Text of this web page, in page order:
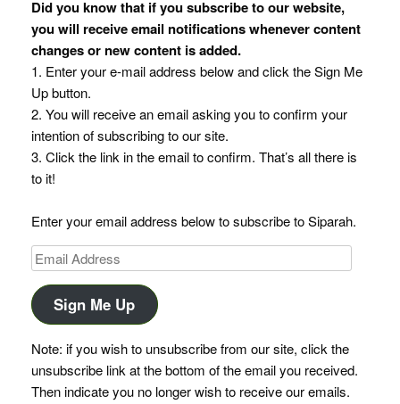
Did you know that if you subscribe to our website,
you will receive email notifications whenever content
changes or new content is added.
1. Enter your e-mail address below and click the Sign Me
Up button.
2. You will receive an email asking you to confirm your
intention of subscribing to our site.
3. Click the link in the email to confirm. That’s all there is
to it!
Enter your email address below to subscribe to Siparah.
Email
Address
Sign Me Up
Note: if you wish to unsubscribe from our site, click the
unsubscribe link at the bottom of the email you received.
Then indicate you no longer wish to receive our emails.